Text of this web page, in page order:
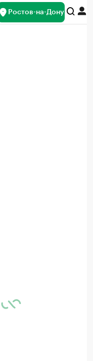
Ростов-на-Дону